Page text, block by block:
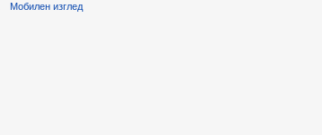
Мобилен изглед